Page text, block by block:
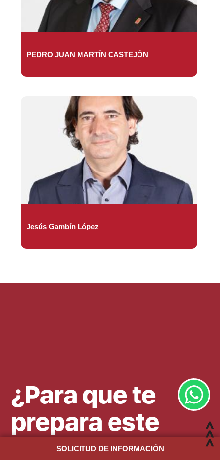
PEDRO JUAN MARTÍN CASTEJÓN
Jesús Gambín López
¿Para que te
prepara este
máster?
SOLICITUD DE INFORMACIÓN